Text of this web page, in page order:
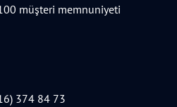
100 müşteri memnuniyeti
374 84 73